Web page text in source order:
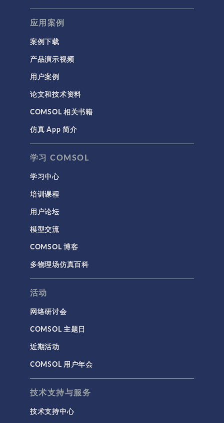
应用案例
案例下载
产品演示视频
用户案例
论文和技术资料
COMSOL 相关书籍
仿真 App 简介
学习 COMSOL
学习中心
培训课程
用户论坛
模型交流
COMSOL 博客
多物理场仿真百科
活动
网络研讨会
COMSOL 主题日
近期活动
COMSOL 用户年会
技术支持与服务
技术支持中心